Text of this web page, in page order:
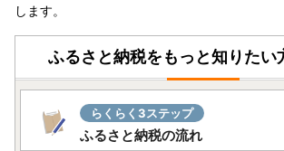
します。
ふるさと納税をもっと知りたい
らくらく3ステップ
ふるさと納税の流れ